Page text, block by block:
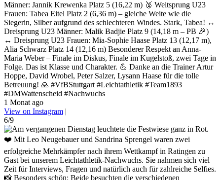
Männer: Jannik Krewenka Platz 5 (16,22 m) 🥈 Weitsprung U23
Frauen: Tabea Eitel Platz 2 (6,36 m) – gleiche Weite wie die
Siegerin, Silber aufgrund des schlechteren Windes. Stark, Tabea! ↔️
Dreisprung U23 Männer: Malik Badjie Platz 9 (14,18 m – PB 🎉)
↔️ Dreisprung U23 Frauen: Mia-Sophie Haase Platz 13 (12,17 m),
Alia Schwarz Platz 14 (12,16 m) Besonderer Respekt an Anna-
Maria Weber – Finale im Diskus, Finale im Kugelstoß, zwei Tage in
Folge. Das ist Klasse und Charakter. 💪 Danke an die Trainer Artur
Hoppe, David Wrobel, Peter Salzer, Lysann Haase für die tolle
Betreuung! 🙏 #VfBStuttgart #Leichtathletik #Team1893
#DMWattenscheid #Nachwuchs
1 Monat ago
View on Instagram |
6/9